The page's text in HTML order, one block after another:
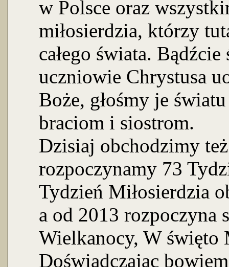
w Polsce oraz
miłosierdzia, którzy
całego świata.
uczniowie Chrystusa
Boże, głośmy je
braciom i siostrom.
Dzisiaj obchodzimy
rozpoczynamy 73
Tydzień Miłosierdzia
a od 2013 rozpoczyna
Wielkanocy, W święto
Doświadczając